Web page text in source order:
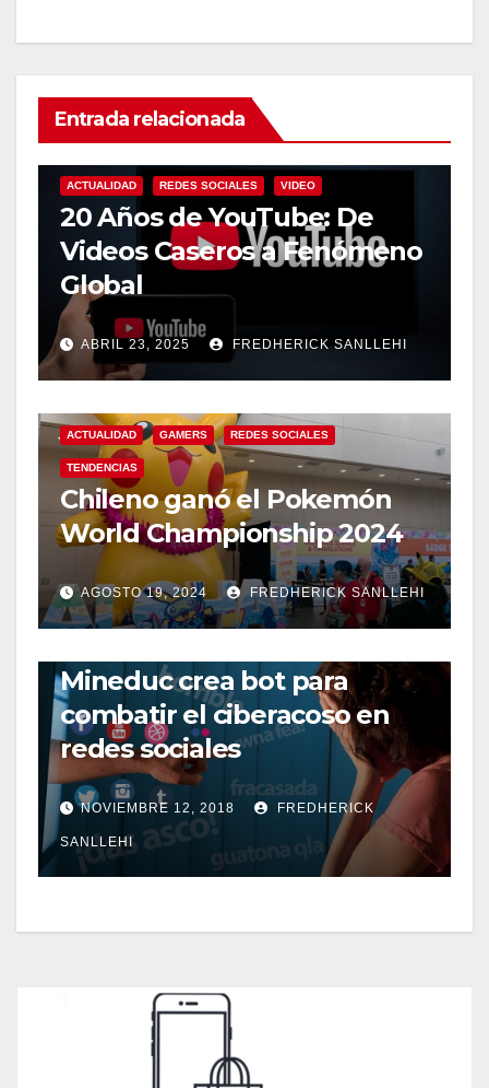
Entrada relacionada
ACTUALIDAD REDES SOCIALES VIDEO
20 Años de YouTube: De
Videos Caseros a Fenómeno
Global
ABRIL 23, 2025 FREDHERICK SANLLEHI
ACTUALIDAD GAMERS REDES SOCIALES
TENDENCIAS
Chileno ganó el Pokemón
World Championship 2024
AGOSTO 19, 2024 FREDHERICK SANLLEHI
Mineduc crea bot para
combatir el ciberacoso en
redes sociales
NOVIEMBRE 12, 2018 FREDHERICK
SANLLEHI